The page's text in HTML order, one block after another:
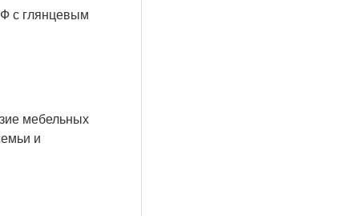
с глянцевым
мебельных
и